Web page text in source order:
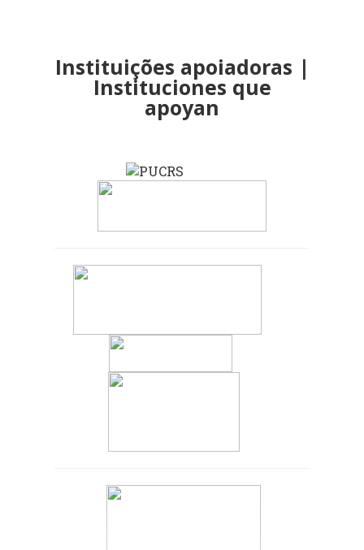
Instituições apoiadoras |
Instituciones que
apoyan